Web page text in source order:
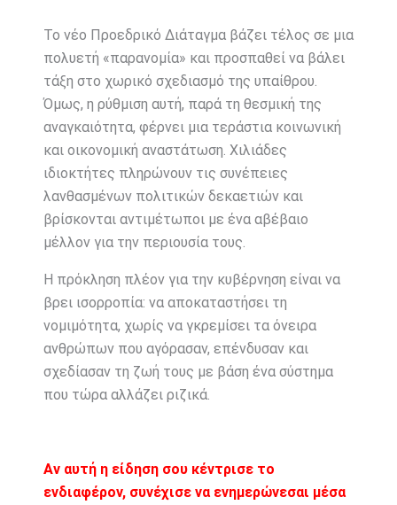
Το νέο Προεδρικό Διάταγμα βάζει τέλος σε μια
πολυετή «παρανομία» και προσπαθεί να βάλει
τάξη στο χωρικό σχεδιασμό της υπαίθρου.
Όμως, η ρύθμιση αυτή, παρά τη θεσμική της
αναγκαιότητα, φέρνει μια τεράστια κοινωνική
και οικονομική αναστάτωση. Χιλιάδες
ιδιοκτήτες πληρώνουν τις συνέπειες
λανθασμένων πολιτικών δεκαετιών και
βρίσκονται αντιμέτωποι με ένα αβέβαιο
μέλλον για την περιουσία τους.
Η πρόκληση πλέον για την κυβέρνηση είναι να
βρει ισορροπία: να αποκαταστήσει τη
νομιμότητα, χωρίς να γκρεμίσει τα όνειρα
ανθρώπων που αγόρασαν, επένδυσαν και
σχεδίασαν τη ζωή τους με βάση ένα σύστημα
που τώρα αλλάζει ριζικά.
Αν αυτή η είδηση σου κέντρισε το
ενδιαφέρον, συνέχισε να ενημερώνεσαι μέσα